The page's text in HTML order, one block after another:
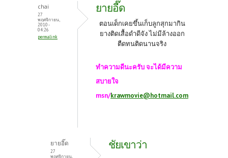
chai
27
พฤศจิกายน,
2010 -
04:26
permalink
ยายอี๊ด
ตอนเด็กเคยขึ้นเก็บลูกสุกมากิน
ยางติดเสื้อดำดีจัง ไม่มีล้างออก
ตืดทนติดนานจริง
ทำความดีนะครับ จะได้มีความ
สบายใจ
msn/krawmovie@hotmail.com
ยายอิ๊ด
27
พฤศจิกายน,
ชัยเขาว่า